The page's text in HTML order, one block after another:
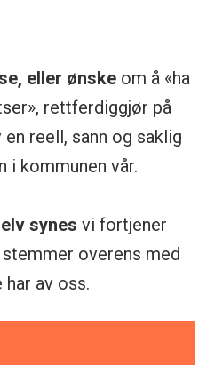
eller ønskeom å «ha
rettferdiggjør på
reell, sann og saklig
i kommunen vår.
synes vi fortjener
overens med
av oss.